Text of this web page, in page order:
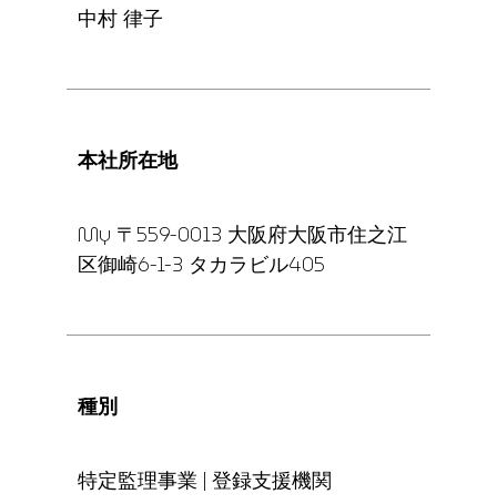
中村 律子
本社所在地
My 〒559-0013 大阪府大阪市住之江
区御崎6-1-3 タカラビル405
種別
特定監理事業 | 登録支援機関